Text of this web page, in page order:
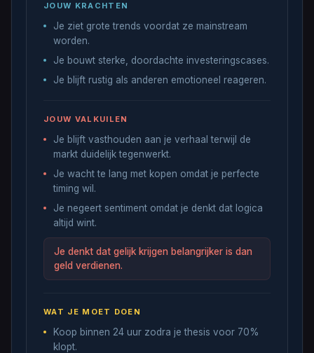
JOUW KRACHTEN
Je ziet grote trends voordat ze mainstream
worden.
Je bouwt sterke, doordachte investeringscases.
Je blijft rustig als anderen emotioneel reageren.
JOUW VALKUILEN
Je blijft vasthouden aan je verhaal terwijl de
markt duidelijk tegenwerkt.
Je wacht te lang met kopen omdat je perfecte
timing wil.
Je negeert sentiment omdat je denkt dat logica
altijd wint.
Je denkt dat gelijk krijgen belangrijker is dan
geld verdienen.
WAT JE MOET DOEN
Koop binnen 24 uur zodra je thesis voor 70%
klopt.